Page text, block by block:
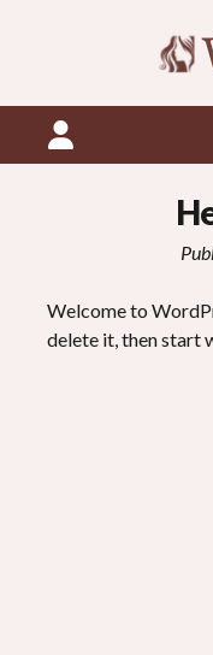
Welcome to
delete it,then start